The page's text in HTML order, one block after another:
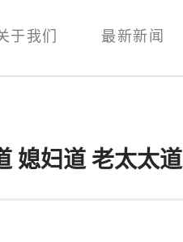
于我们 最新新闻
媳妇道 老太太道